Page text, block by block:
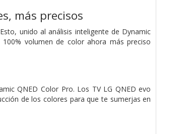
más precisos
unido al análisis inteligente de Dynamic
volumen de color ahora más preciso
QNED Color Pro. Los TV LG QNED evo
de los colores para que te sumerjas en